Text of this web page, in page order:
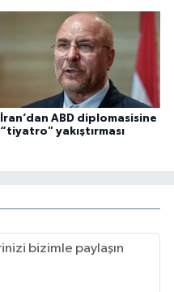
İran’dan ABD diplomasisine
“tiyatro" yakıştırması